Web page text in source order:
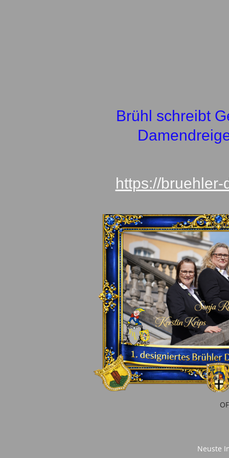
Brühl schreibt
https://
Neuste